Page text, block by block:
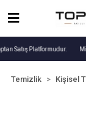
Satış Platformudur.
Temizlik Kişisel